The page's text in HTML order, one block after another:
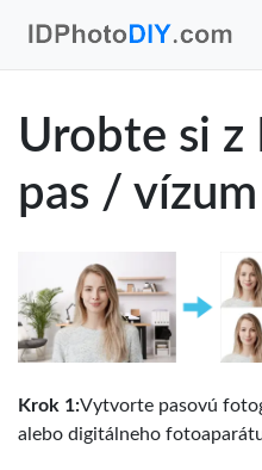
Urobte si z
pas /
Krok 1:Vytvorte pasovú
alebo digitálneho